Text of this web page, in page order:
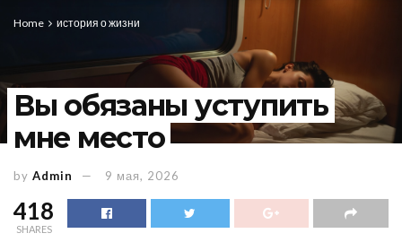
Home история о жизни
Вы обязаны уступить
мне место
by Admin 9 мая, 2026
418
SHARES